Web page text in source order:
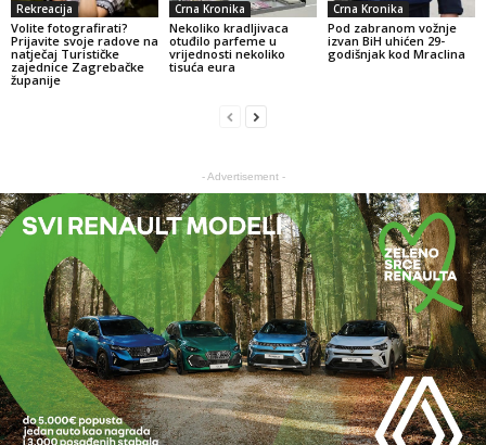
Rekreacija
Volite fotografirati?
Prijavite svoje radove na
natječaj Turističke
zajednice Zagrebačke
županije
Crna Kronika
Nekoliko kradljivaca
otuđilo parfeme u
vrijednosti nekoliko
tisuća eura
Crna Kronika
Pod zabranom vožnje
izvan BiH uhićen 29-
godišnjak kod Mraclina
- Advertisement -